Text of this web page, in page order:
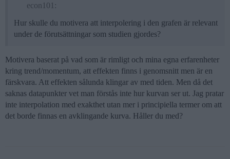
econ101:
Hur skulle du motivera att interpolering i den grafen är relevant
under de förutsättningar som studien gjordes?
Motivera baserat på vad som är rimligt och mina egna erfarenheter
kring trend/momentum, att effekten finns i genomsnitt men är en
färskvara. Att effekten sålunda klingar av med tiden. Men då det
saknas datapunkter vet man förstås inte hur kurvan ser ut. Jag pratar
inte interpolation med exakthet utan mer i principiella termer om att
det borde finnas en avklingande kurva. Håller du med?